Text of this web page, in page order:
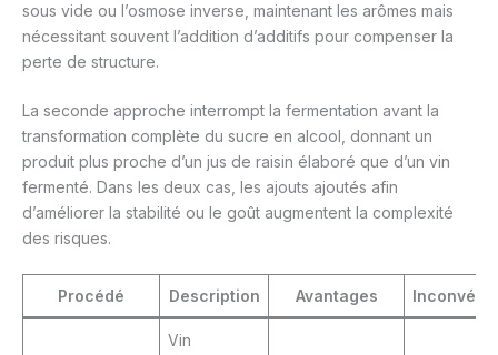
sous vide ou l’osmose inverse, maintenant les arômes mais
nécessitant souvent l’addition d’additifs pour compenser la
perte de structure.
La seconde approche interrompt la fermentation avant la
transformation complète du sucre en alcool, donnant un
produit plus proche d’un jus de raisin élaboré que d’un vin
fermenté. Dans les deux cas, les ajouts ajoutés afin
d’améliorer la stabilité ou le goût augmentent la complexité
des risques.
Procédé Description Avantages
Vin